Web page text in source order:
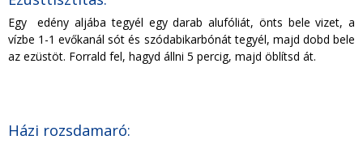
Egy edény aljába tegyél egy darab alufóliát, önts bele vizet, a
vízbe 1-1 evőkanál sót és szódabikarbónát tegyél, majd dobd bele
az ezüstöt. Forrald fel, hagyd állni 5 percig, majd öblítsd át.
Házi rozsdamaró: